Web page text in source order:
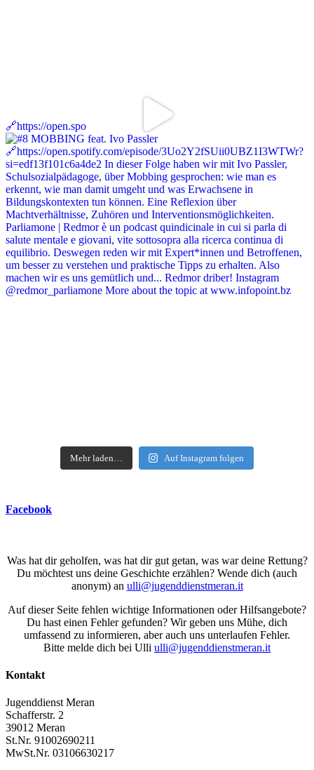
🔗https://open.spo
Mehr laden… Auf Instagram folgen
Facebook
Was hat dir geholfen, was hat dir gut getan, was war deine Rettung?
Du möchtest uns deine Geschichte erzählen? Wende dich (auch
anonym) an ulli@jugenddienstmeran.it
Auf dieser Seite fehlen wichtige Informationen oder Hilfsangebote?
Du hast einen Fehler gefunden? Wir geben uns Mühe, dich
umfassend zu informieren, aber auch uns unterlaufen Fehler.
Bitte melde dich bei Ulli ulli@jugenddienstmeran.it
Kontakt
Jugenddienst Meran
Schafferstr. 2
39012 Meran
St.Nr. 91002690211
MwSt.Nr. 03106630217